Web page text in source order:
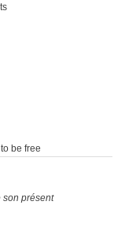
be free
son présent